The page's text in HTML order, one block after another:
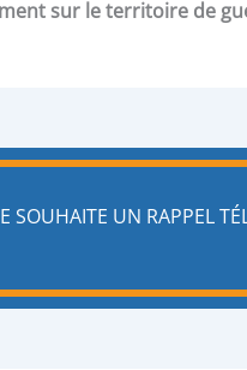
sur le territoire de
SOUHAITE UN RAPPEL